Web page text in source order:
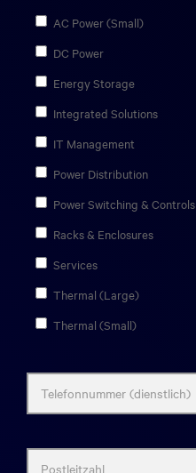
AC Power (Small)
DC Power
Energy Storage
Integrated Solutions
IT Management
Power Distribution
Power Switching & Controls
Racks & Enclosures
Services
Thermal (Large)
Thermal (Small)
Telefonnummer (dienstlich)
Postleitzahl